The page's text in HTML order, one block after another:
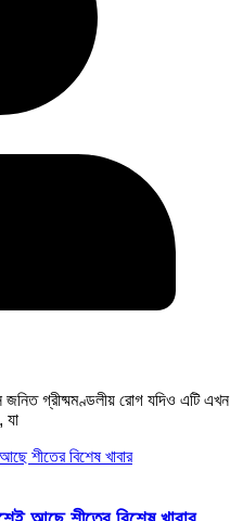
জনিত গ্রীষ্মমণ্ডলীয় রোগ যদিও এটি এখন
যা